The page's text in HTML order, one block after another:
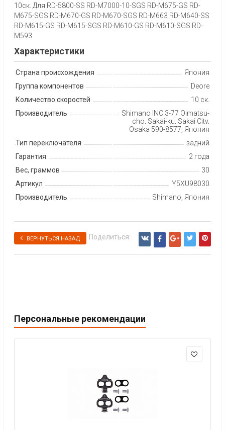
10ск. Для RD-5800-SS RD-M7000-10-SGS RD-M675-GS RD-
M675-SGS RD-M670-GS RD-M670-SGS RD-M663 RD-M640-SS
RD-M615-GS RD-M615-SGS RD-M610-GS RD-M610-SGS RD-
M593
Характеристики
Страна происхождения
Япония
Группа компонентов
Deore
Количество скоростей
10 ск.
Производитель
Shimano INC 3-77 Oimatsu-
cho, Sakai-ku, Sakai City,
Osaka 590-8577, Япония
Тип переключателя
задний
Гарантия
2 года
Вес, граммов
30
Артикул
Y5XU98030
Производитель
Shimano, Япония
ВЕРНУТЬСЯ НАЗАД Поделиться:
Персональные рекомендации